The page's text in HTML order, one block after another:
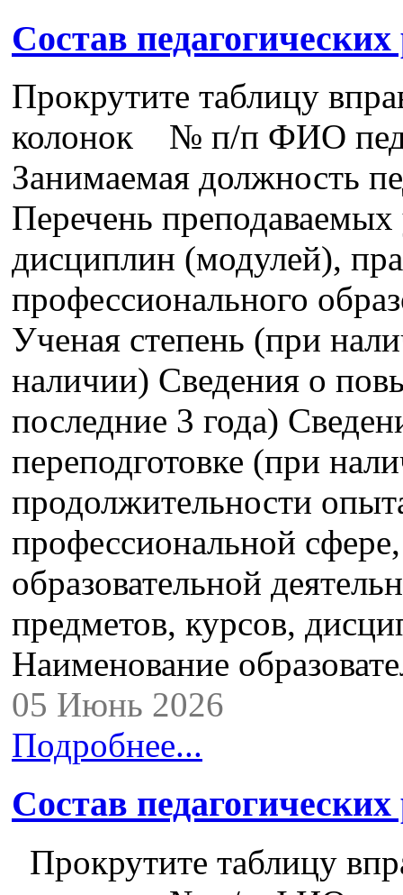
Состав
Прокрутите таблицу
колонок № п/п ФИО
Занимаемая должность
Перечень
дисциплин (модулей),
профессионального
Ученая степень (при
наличии) Сведения о
последние 3 года)
переподготовке (при
продолжительности
профессиональной
образовательной
предметов, курсов,
Наименование
05 Июнь 2026
Подробнее...
Состав
Прокрутите таблицу